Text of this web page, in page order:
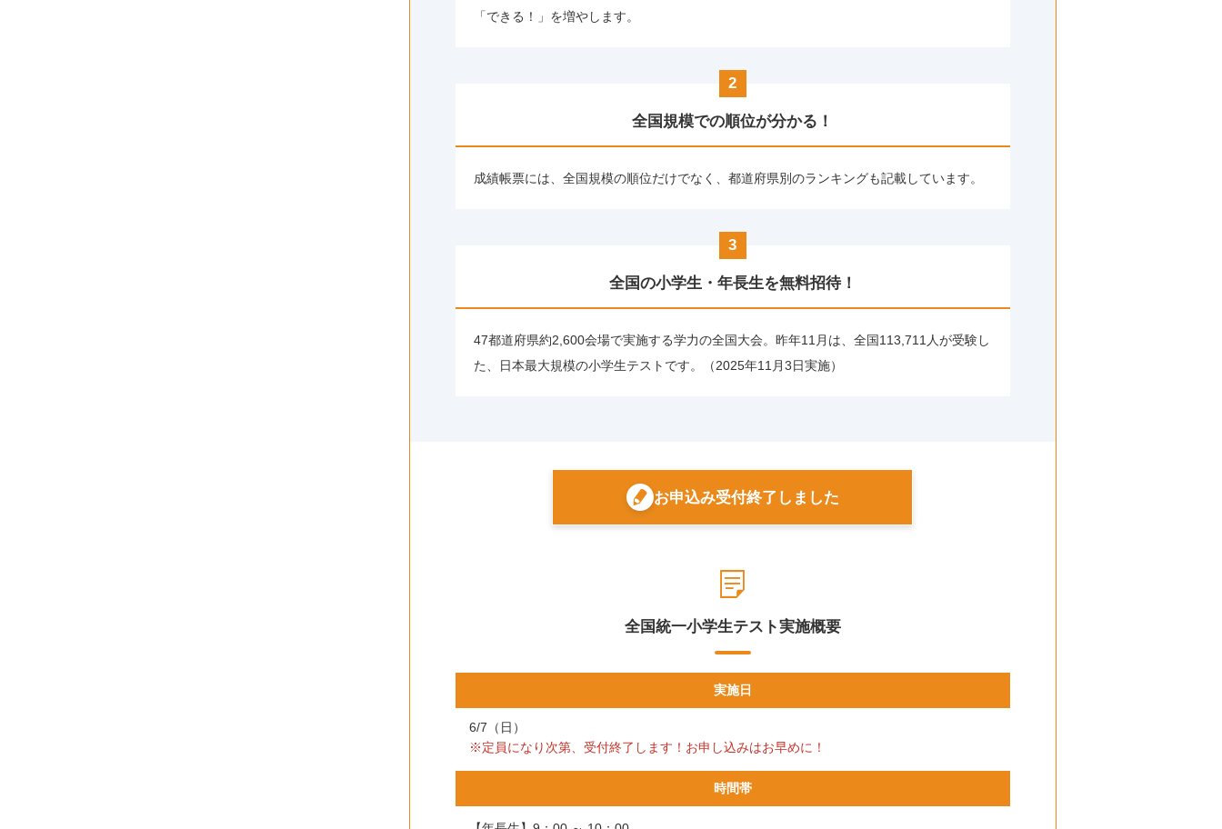
「できる！」を増やします。
2
全国規模での順位が分かる！
成績帳票には、全国規模の順位だけでなく、都道府県別のランキングも記載しています。
3
全国の小学生・年長生を無料招待！
47都道府県約2,600会場で実施する学力の全国大会。昨年11月は、全国113,711人が受験し
た、日本最大規模の小学生テストです。（2025年11月3日実施）
お申込み受付終了しました
全国統一小学生テスト実施概要
実施日
6/7（日）
※定員になり次第、受付終了します ！お申し込みはお早めに！
時間帯